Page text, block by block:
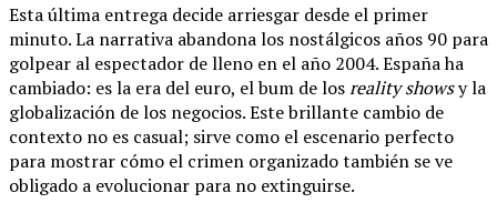
Esta última entrega decide arriesgar desde el primer
minuto. La narrativa abandona los nostálgicos años 90 para
golpear al espectador de lleno en el año 2004. España ha
cambiado: es la era del euro, el bum de losreality showsy la
globalización de los negocios. Este brillante cambio de
contexto no es casual; sirve como el escenario perfecto
para mostrar cómo el crimen organizado también se ve
obligado a evolucionar para no extinguirse.